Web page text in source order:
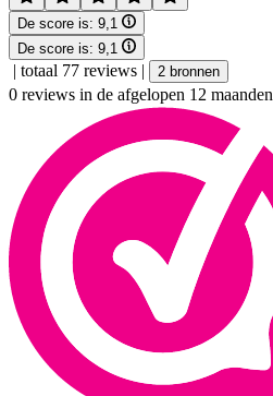
De score is: 9,1
De score is: 9,1
| totaal 77 reviews | 2 bronnen
0 reviews in de afgelopen 12 maanden